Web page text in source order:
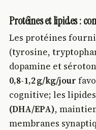
Protéines et lipides :
Les protéines
(tyrosine,
dopamine et
0,8-1,2 g/kg/jour
cognitive; les
(DHA/EPA),
membranes